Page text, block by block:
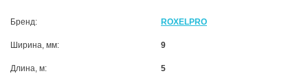
Бренд: ROXELPRO
Ширина, мм: 9
Длина, м: 5